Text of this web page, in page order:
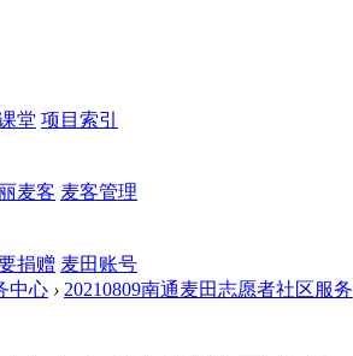
堂 项目索引
麦客 麦客管理
捐赠 麦田账号
中心 › 20210809南通麦田志愿者社区服务